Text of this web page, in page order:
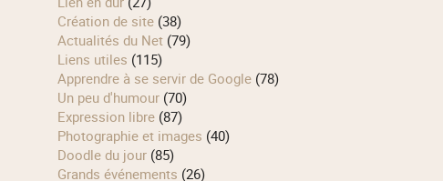
Création de site(38)
Actualités du Net(79)
Liens utiles (115)
Apprendre à se servir de Google(78)
Un peu d'humour(70)
Expression libre(87)
Photographie et images (40)
Doodle du jour(85)
Grands événements (26)